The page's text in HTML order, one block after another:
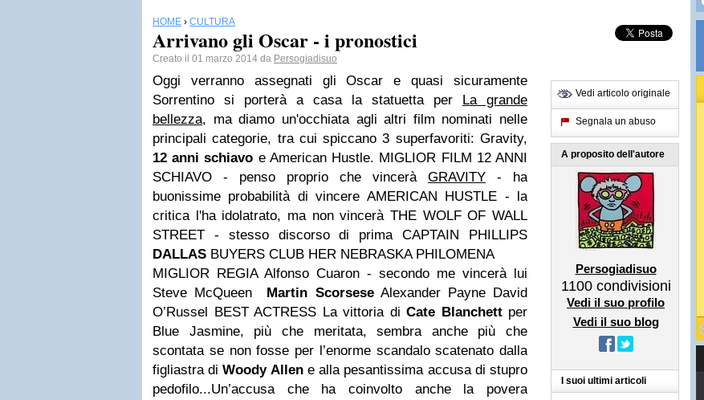
HOME › CULTURA
Arrivano gli Oscar - i pronostici
Creato il 01 marzo 2014 da Persogiadisuo
Oggi verranno assegnati gli Oscar e quasi sicuramente
Sorrentino si porterà a casa la statuetta per La grande
bellezza, ma diamo un'occhiata agli altri film nominati nelle
principali categorie, tra cui spiccano 3 superfavoriti: Gravity,
12 anni schiavo e American Hustle. MIGLIOR FILM 12 ANNI
SCHIAVO - penso proprio che vincerà
GRAVITY - ha
buonissime probabilità di vincere AMERICAN HUSTLE - la
critica l'ha idolatrato, ma non vincerà THE WOLF OF WALL
STREET - stesso discorso di prima
CAPTAIN PHILLIPS
DALLAS BUYERS CLUB HER NEBRASKA PHILOMENA
MIGLIOR REGIA Alfonso Cuaron - secondo me vincerà lui
Steve McQueen
Martin Scorsese Alexander Payne David
O’Russel BEST ACTRESS La vittoria di Cate Blanchettper
Blue Jasmine, più che meritata, sembra anche più che
scontata se non fosse per l’enorme scandalo scatenato dalla
figliastra diWoody Allene alla pesantissima accusa di stupro
pedofilo...Un’accusa che ha coinvolto anche la povera
Vedi articolo originale
Segnala un abuso
A proposito dell'autore
Persogiadisuo
1100 condivisioni
Vedi il suo profilo
Vedi il suo blog
I suoi ultimi articoli